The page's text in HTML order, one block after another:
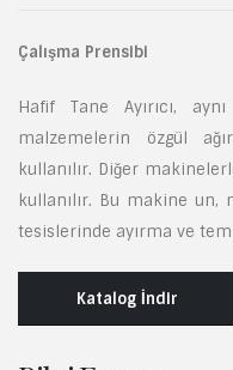
Çalışma Prensibi
Hafif Tane Ayırıcı,
malzemelerin özgül
kullanılır. Diğer
kullanılır. Bu makine
tesislerinde ayırma ve
Katalog İndir